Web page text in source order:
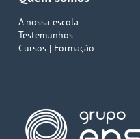
A nossa escola
Testemunhos
Cursos | Formação